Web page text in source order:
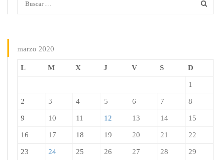
marzo 2020
L M X J V S D
1
2 3 4 5 6 7 8
9 10 11 12 13 14 15
16 17 18 19 20 21 22
23 24 25 26 27 28 29